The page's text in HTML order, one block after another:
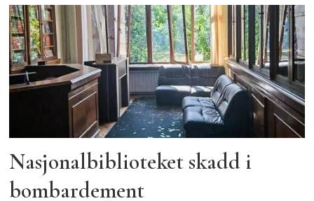
Nasjonalbiblioteket skadd i
bombardement